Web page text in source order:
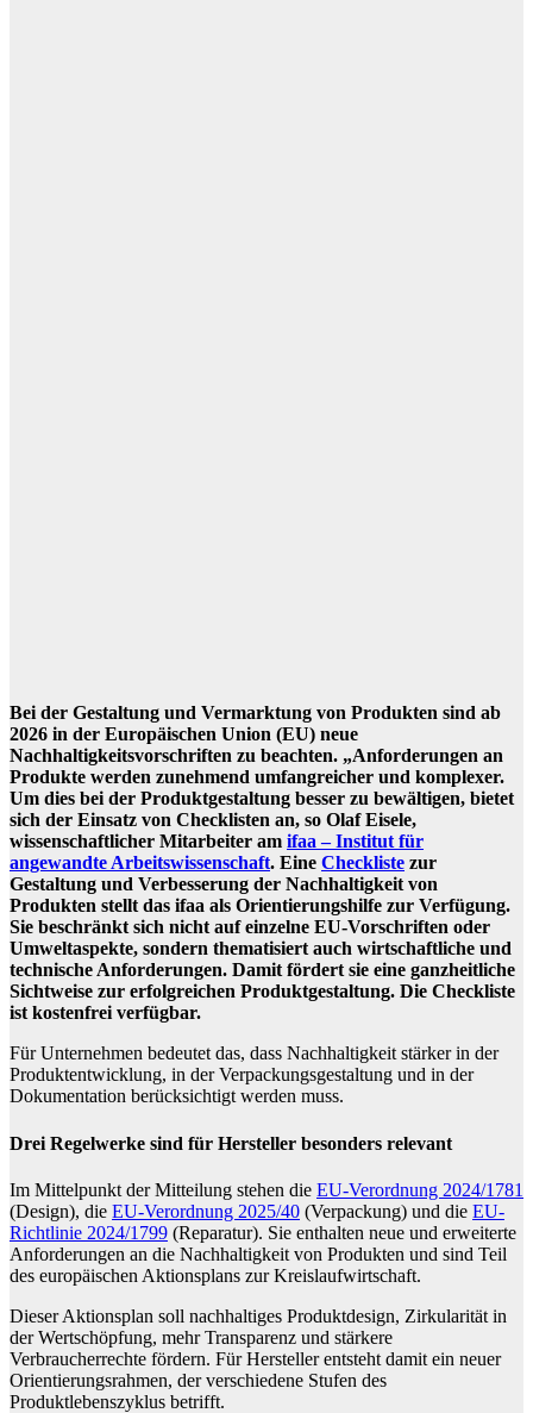
Bei der Gestaltung und Vermarktung von Produkten sind ab
2026 in der Europäischen Union (EU) neue
Nachhaltigkeitsvorschriften zu beachten. „Anforderungen an
Produkte werden zunehmend umfangreicher und komplexer.
Um dies bei der Produktgestaltung besser zu bewältigen, bietet
sich der Einsatz von Checklisten an, so Olaf Eisele,
wissenschaftlicher Mitarbeiter am ifaa – Institut für
angewandte Arbeitswissenschaft. Eine Checkliste zur
Gestaltung und Verbesserung der Nachhaltigkeit von
Produkten stellt das ifaa als Orientierungshilfe zur Verfügung.
Sie beschränkt sich nicht auf einzelne EU-Vorschriften oder
Umweltaspekte, sondern thematisiert auch wirtschaftliche und
technische Anforderungen. Damit fördert sie eine ganzheitliche
Sichtweise zur erfolgreichen Produktgestaltung. Die Checkliste
ist kostenfrei verfügbar.
Für Unternehmen bedeutet das, dass Nachhaltigkeit stärker in der
Produktentwicklung, in der Verpackungsgestaltung und in der
Dokumentation berücksichtigt werden muss.
Drei Regelwerke sind für Hersteller besonders relevant
Im Mittelpunkt der Mitteilung stehen die EU-Verordnung 2024/1781
(Design), die EU-Verordnung 2025/40 (Verpackung) und die EU-
Richtlinie 2024/1799 (Reparatur). Sie enthalten neue und erweiterte
Anforderungen an die Nachhaltigkeit von Produkten und sind Teil
des europäischen Aktionsplans zur Kreislaufwirtschaft.
Dieser Aktionsplan soll nachhaltiges Produktdesign, Zirkularität in
der Wertschöpfung, mehr Transparenz und stärkere
Verbraucherrechte fördern. Für Hersteller entsteht damit ein neuer
Orientierungsrahmen, der verschiedene Stufen des
Produktlebenszyklus betrifft.